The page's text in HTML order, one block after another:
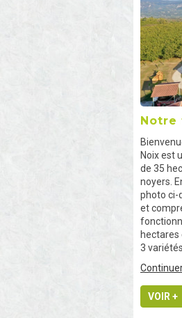
Notre
Noix est
de 35
noyers.
photo ci-
et
hectares
3 variétés
VOIR +